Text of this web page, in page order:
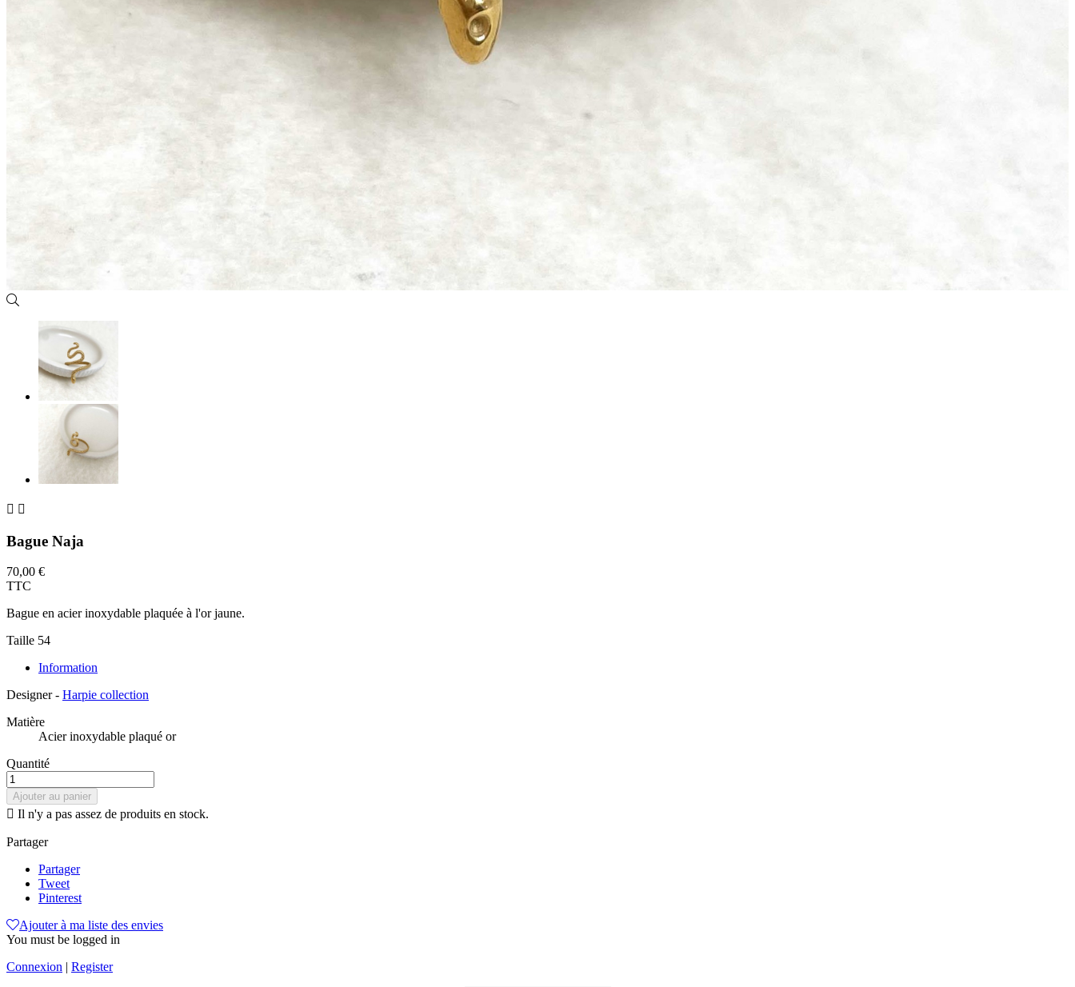
 
Bague Naja
70,00 €
TTC
Bague en acier inoxydable plaquée à l'or jaune.
Taille 54
Information
Designer - Harpie collection
Matière
Acier inoxydable plaqué or
Quantité
Ajouter au panier
 Il n'y a pas assez de produits en stock.
Partager
Partager
Tweet
Pinterest
Ajouter à ma liste des envies
You must be logged in
Connexion | Register